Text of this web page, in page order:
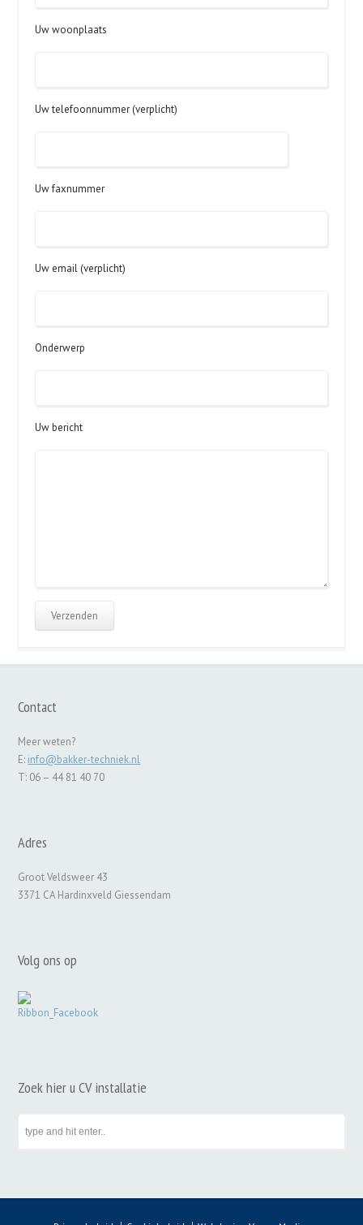
Uw woonplaats
Uw telefoonnummer (verplicht)
Uw faxnummer
Uw email (verplicht)
Onderwerp
Uw bericht
Contact
Meer weten?
E: info@bakker-techniek.nl
T: 06 – 44 81 40 70
Adres
Groot Veldsweer 43
3371 CA Hardinxveld Giessendam
Volg ons op
Zoek hier u CV installatie